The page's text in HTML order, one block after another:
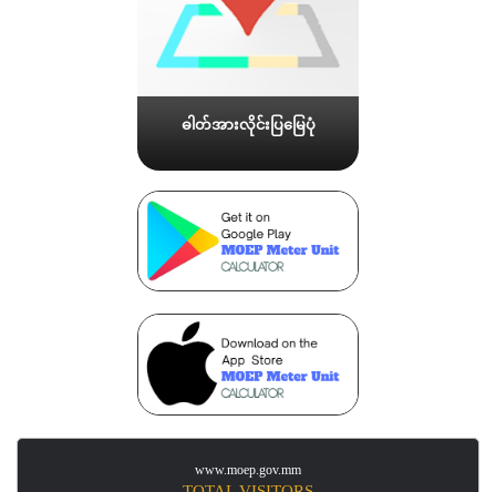
ဓါတ်အားလိုင်းပြမြေပုံ
www.moep.gov.mm